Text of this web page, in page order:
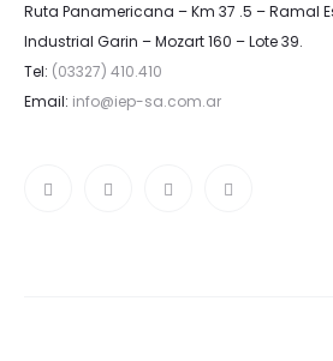
Ruta Panamericana – Km 37 .5 – Ramal
Industrial Garin – Mozart 160 – Lote 39.
Tel: (03327) 410.410
Email: info@iep-sa.com.ar